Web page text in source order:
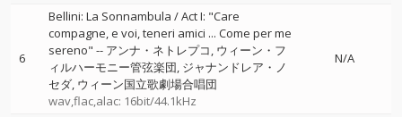
6
Bellini: La Sonnambula / Act I: "Care
compagne, e voi, teneri amici ... Come per me
sereno" -- アンナ・ネトレプコ ウィーン・フ
ィルハーモニー管弦楽団 ジャナンドレア・ノ
セダ ウィーン国立歌劇場合唱団
wav,flac,alac: 16bit/44.1kHz
N/A